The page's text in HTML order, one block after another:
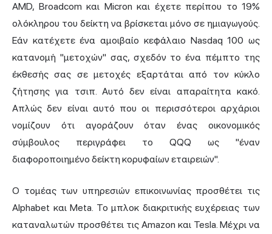
AMD, Broadcom και Micron και έχετε περίπου το 19%
ολόκληρου του δείκτη να βρίσκεται μόνο σε ημιαγωγούς.
Εάν κατέχετε ένα αμοιβαίο κεφάλαιο Nasdaq 100 ως
κατανομή "μετοχών" σας, σχεδόν το ένα πέμπτο της
έκθεσής σας σε μετοχές εξαρτάται από τον κύκλο
ζήτησης για τσιπ. Αυτό δεν είναι απαραίτητα κακό.
Απλώς δεν είναι αυτό που οι περισσότεροι αρχάριοι
νομίζουν ότι αγοράζουν όταν ένας οικονομικός
σύμβουλος περιγράφει το QQQ ως "έναν
διαφοροποιημένο δείκτη κορυφαίων εταιρειών".
Ο τομέας των υπηρεσιών επικοινωνίας προσθέτει τις
Alphabet και Meta. Το μπλοκ διακριτικής ευχέρειας των
καταναλωτών προσθέτει τις Amazon και Tesla. Μέχρι να